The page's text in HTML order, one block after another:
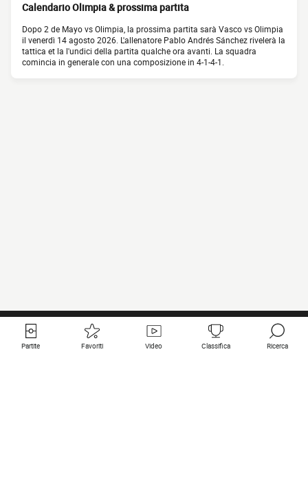
Calendario Olimpia & prossima partita
Dopo 2 de Mayo vs Olimpia, la prossima partita sarà Vasco vs Olimpia
il venerdì 14 agosto 2026. L'allenatore Pablo Andrés Sánchez rivelerà la
tattica et la l'undici della partita qualche ora avanti. La squadra
comincia in generale con una composizione in 4-1-4-1.
Partite Favoriti Video Classifica Ricerca